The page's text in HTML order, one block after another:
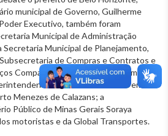
municipal de Governo, Guilherme
Executivo, também foram
Municipal de Administração
Municipal de Planejamento,
de Compras e Contratos e
Compartilhados. Ainda integram a
regional do Trabalho em
Menezes de Calazans; a
Público de Minas Gerais Soraya
motoristas e da Global Transportes.